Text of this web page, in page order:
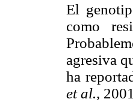
El
como
agresiva
ha
et al.,